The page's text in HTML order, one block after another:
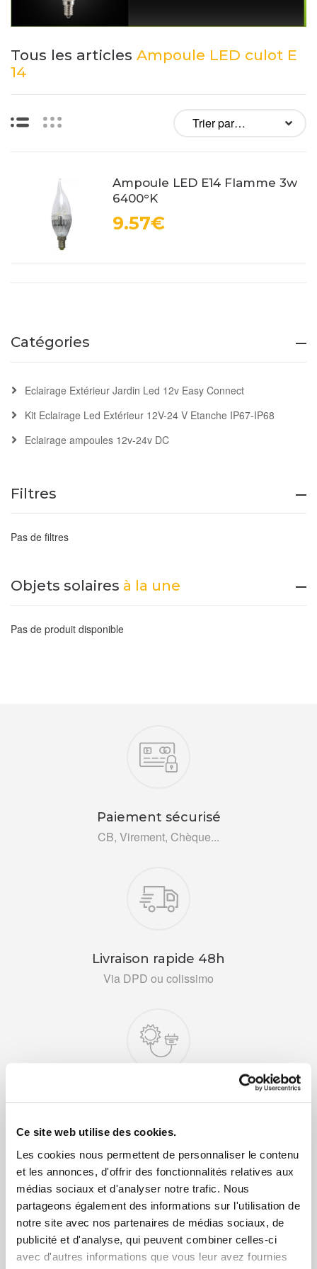
Ce site web utilise des cookies.
Les cookies nous permettent de personnaliser le contenu
et les annonces, d'offrir des fonctionnalités relatives aux
médias sociaux et d'analyser notre trafic. Nous
partageons également des informations sur l'utilisation de
notre site avec nos partenaires de médias sociaux, de
publicité et d'analyse, qui peuvent combiner celles-ci
avec d'autres informations que vous leur avez fournies
Tous les articles Ampoule LED culot E
14
Liste
Ampoule LED E14 Flamme 3w
6400°K
9.57€
Catégories
Eclairage Extérieur Jardin Led 12v Easy Connect
Kit Eclairage Led Extérieur 12V-24 V Etanche IP67-IP68
Eclairage ampoules 12v-24v DC
Filtres
Pas de filtres
Objets solaires à la une
Pas de produit disponible
Paiement sécurisé
CB, Virement, Chèque...
Livraison rapide 48h
Via DPD ou colissimo
+ de 10 ans d'expertise
Service clients
03 89 59 05 50